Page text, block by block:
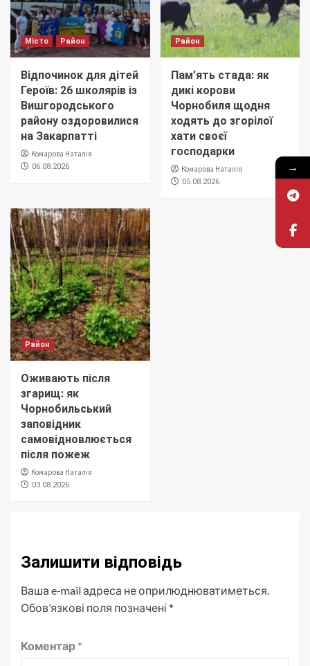
Місто Район
Відпочинок для дітей
Героїв: 26 школярів із
Вишгородського
району оздоровилися
на Закарпатті
Комарова Наталія
06.08.2026
Район
Пам’ять стада: як
дикі корови
Чорнобиля щодня
ходять до згорілої
хати своєї
господарки
Комарова Наталія
05.08.2026
Район
Оживають після
згарищ: як
Чорнобильський
заповідник
самовідновлюється
після пожеж
Комарова Наталія
03.08.2026
Залишити відповідь
Ваша e-mail адреса не оприлюднюватиметься.
Обов’язкові поля позначені *
Коментар *
→